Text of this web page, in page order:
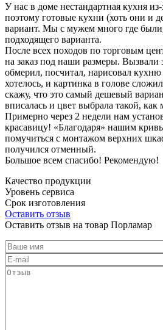
У нас в доме нестандартная кухня
поэтому готовые кухни (хоть они и
вариант. Мы с мужем много где
подходящего варианта.
После всех походов по торговым
на заказ под наши размеры. Вызвали
обмерил, посчитал, нарисовал
хотелось, и картинка в голове
скажу, что это самый дешевый
вписалась и цвет выбрала такой, как
Примерно через 2 недели нам
красавицу! «Благодаря» нашим
помучиться с монтажом верхних
получился отменный.
Большое всем спасибо! Рекомендую!
Качество продукции
Уровень сервиса
Срок изготовления
Оставить отзыв
Оставить отзыв на товар Порламар